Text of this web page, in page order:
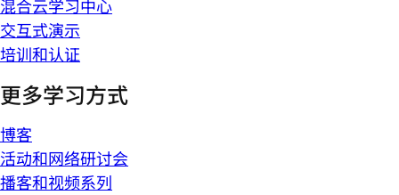
混合云学习中心
交互式演示
培训和认证
更多学习方式
博客
活动和网络研讨会
播客和视频系列